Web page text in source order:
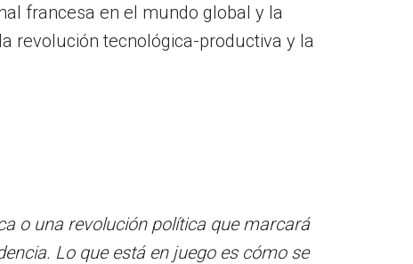
francesa en el mundo global y la
revolución tecnológica-productiva y la
o una revolución política que marcará
Lo que está en juego es cómo se